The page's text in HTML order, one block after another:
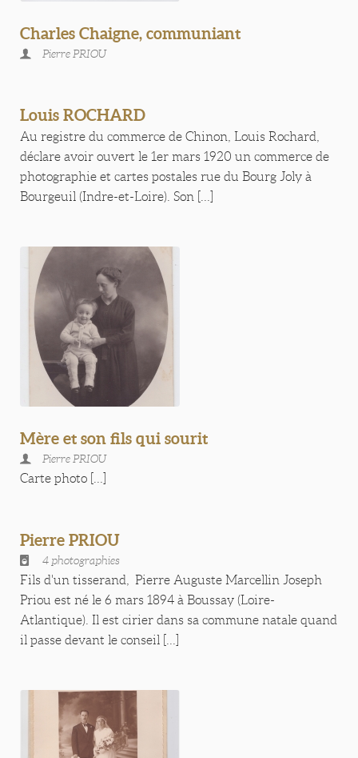
Charles Chaigne, communiant
Pierre PRIOU
Louis ROCHARD
Au registre du commerce de Chinon, Louis Rochard,
déclare avoir ouvert le 1er mars 1920 un commerce de
photographie et cartes postales rue du Bourg Joly à
Bourgeuil (Indre-et-Loire). Son [...]
Mère et son fils qui sourit
Pierre PRIOU
Carte photo [...]
Pierre PRIOU
4 photographies
Fils d'un tisserand, Pierre Auguste Marcellin Joseph
Priou est né le 6 mars 1894 à Boussay (Loire-
Atlantique). Il est cirier dans sa commune natale quand
il passe devant le conseil [...]